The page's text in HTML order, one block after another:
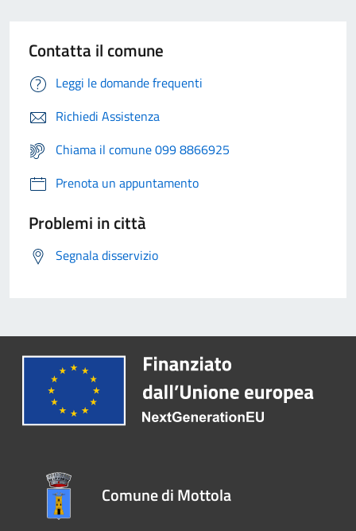
Contatta il comune
Leggi le domande frequenti
Richiedi Assistenza
Chiama il comune 099 8866925
Prenota un appuntamento
Problemi in città
Segnala disservizio
Comune di Mottola